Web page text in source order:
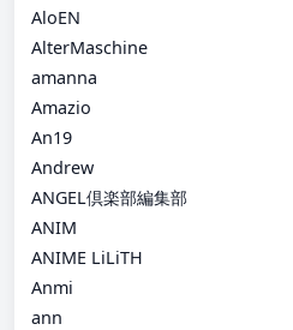
AloEN
AlterMaschine
amanna
Amazio
An19
Andrew
ANGEL倶楽部編集部
ANIM
ANIME LiLiTH
Anmi
ann